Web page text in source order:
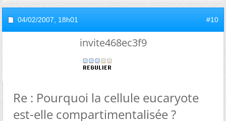
04/02/2007, 18h01 #10
invite468ec3f9
Re : Pourquoi la cellule eucaryote
est-elle compartimentalisée ?